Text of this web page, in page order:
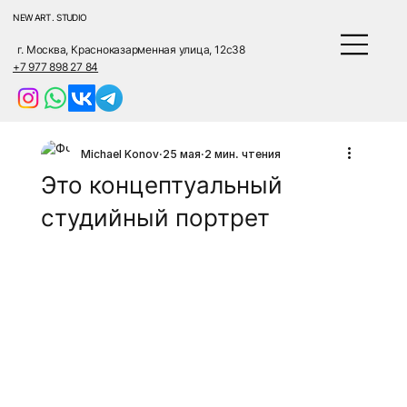
NEW ART . STUDIO
г. Москва, Красноказарменная улица, 12с38
+7 977 898 27 84
Это концептуальный
студийный портрет
Michael Konov 25 мая 2 мин. чтения